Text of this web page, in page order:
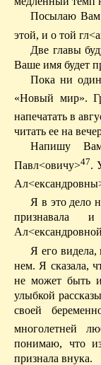
Посылаю Вам
этой, и о той
Две главы
Ваше имя будет
Пока ни
«Новый мир».
напечатать в
читать ее на
Напишу
Павл<овичу>47.
Я в это дело
признавала
Я его видела,
нем. Я сказала,
не может быть
улыбкой
своей
многолетней
понимаю, что
признала внука.